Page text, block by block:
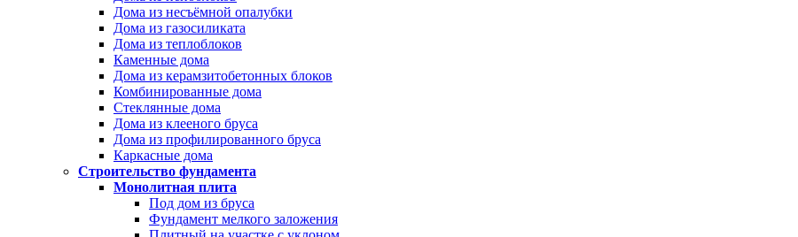
Дома из несъёмной опалубки
Дома из газосиликата
Дома из теплоблоков
Каменные дома
Дома из керамзитобетонных блоков
Комбинированные дома
Стеклянные дома
Дома из клееного бруса
Дома из профилированного бруса
Каркасные дома
Строительство фундамента
Монолитная плита
Под дом из бруса
Фундамент мелкого заложения